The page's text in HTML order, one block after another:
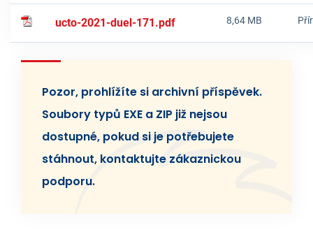
ucto-2021-duel-171.pdf 8,64 MB
Pozor, prohlížíte si archivní příspěvek.
Soubory typů EXE a ZIP již nejsou
dostupné, pokud si je potřebujete
stáhnout, kontaktujte zákaznickou
podporu.